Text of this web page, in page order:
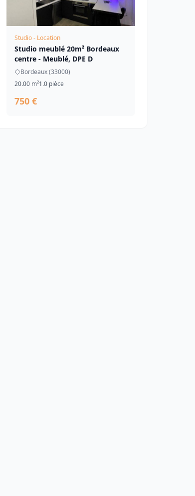
Studio - Location
Studio meublé 20m² Bordeaux
centre - Meublé, DPE D
Bordeaux (33000)
20.00 m²1.0 pièce
750 €